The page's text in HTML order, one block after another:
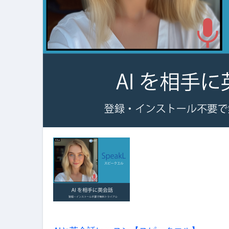
【誰でも出来る】3万円が10％
【即金】3時間で5万円稼
【超高騰】爆上がりしたビッ
【必見】もう営業電話は怖く
フリーランス・個人事業主にお
自己破産中に絶対にしてはダメ
体脂肪が落ちる朝食3選 #ダイエ
No.102 9割が勘違い 自己破産の
アーモンドを毎日食べたらど